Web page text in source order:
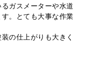
ガスメーターや水道
。とても⼤事な作業
の仕上がりも⼤きく